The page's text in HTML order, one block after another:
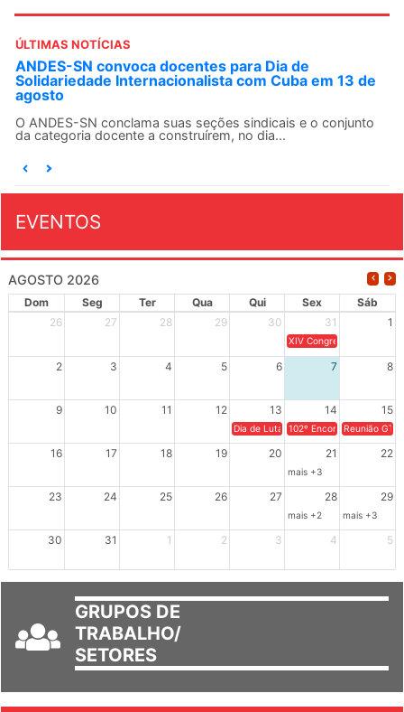
ÚLTIMAS NOTÍCIAS
ANDES-SN convoca docentes para Dia de
Solidariedade Internacionalista com Cuba em 13 de
agosto
O ANDES-SN conclama suas seções sindicais e o conjunto
da categoria docente a construírem, no dia...
EVENTOS
AGOSTO 2026
Dom Seg Ter Qua Qui Sex
Sáb
26
27 28 29 30 31 1
XIV Congresso Brasileiro
2 3 4 5 6 7 8
9 10 11 12 13 14 15
Dia de Luta em Defesa de Cuba e da
102º Encontro da
Reunião
16 17 18 19 20 21 22
mais +3
23 24 25 26 27 28 29
mais +2 mais +3
30 31 1 2 3 4 5
GRUPOS DE
TRABALHO/
SETORES